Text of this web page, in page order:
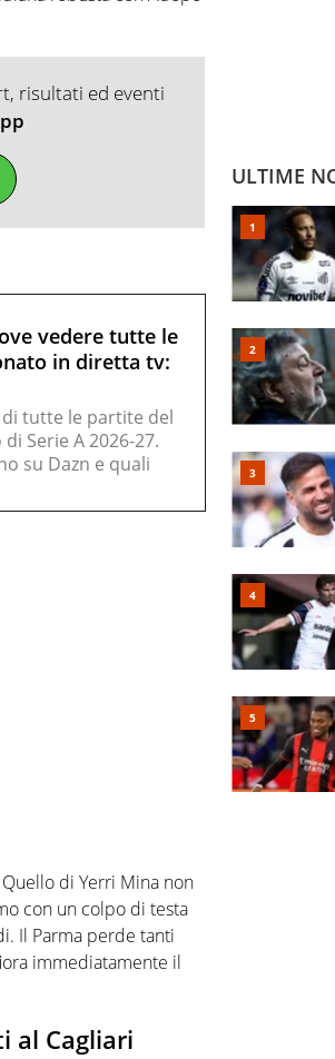
risultati ed eventi
vedere tutte le
in diretta tv:
tutte le partite del
Serie A 2026-27.
su Dazn e quali
di Yerri Mina non
con un colpo di testa
Il Parma perde tanti
immediatamente il
al Cagliari
ULTIME